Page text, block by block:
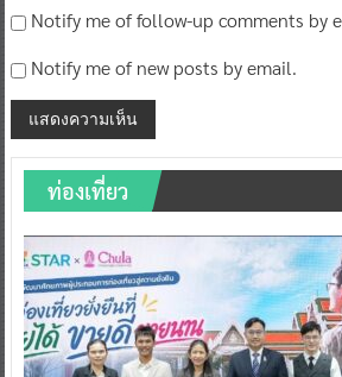
Notify me of follow-up comments by
Notify me of new posts by email.
ท่องเที่ยว